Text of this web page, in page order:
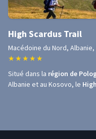
High Scardus Trail
Macédoine du Nord,
★ ★ ★ ★ ★
Situé dans la région de
Albanie et au Kosovo, le